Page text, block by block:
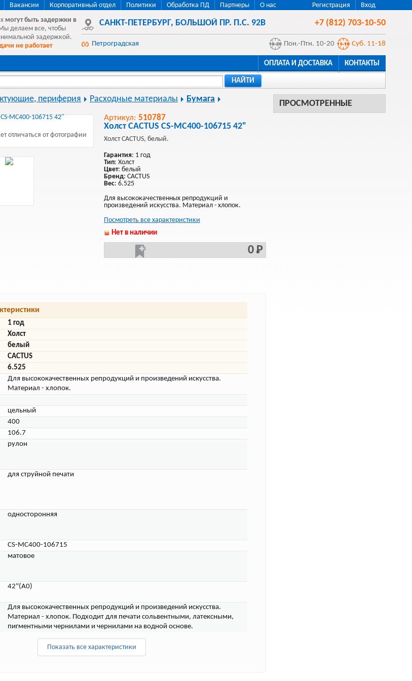
Регистрация Вход
Вакансии Корпоративный отдел Политики Обработка ПД Партнеры
О нас
могут быть задержки в
делаем все, чтобы
задержкой.
не работает
САНКТ-ПЕТЕРБУРГ, БОЛЬШОЙ ПР. П.С. 92В +7 (812) 703-10-50
Петроградская Пон.-Птн. 10-20 Суб. 11-18
ОПЛАТА И ДОСТАВКА КОНТАКТЫ
НАЙТИ
ПРОСМОТРЕННЫЕ
периферия Расходные материалы Бумага
отличаться от фотографии
Артикул: 510787
Холст CACTUS CS-MC400-106715 42"
Холст CACTUS, белый.
Гарантия: 1 год
Тип: Холст
Цвет: белый
Бренд: CACTUS
Вес: 6.525
Для высококачественных репродукций и
произведений искусства. Материал - хлопок.
Посмотреть все характеристики
Нет в наличии
0 Р
1 год
Холст
белый
CACTUS
6.525
Для высококачественных репродукций и произведений искусства.
Материал - хлопок.
цельный
400
106.7
рулон
для струйной печати
односторонняя
CS-MC400-106715
матовое
42"(A0)
Для высококачественных репродукций и произведений искусства.
Материал - хлопок. Подходит для печати сольвентными, латексными,
пигментными чернилами и чернилами на водной основе.
Показать все характеристики